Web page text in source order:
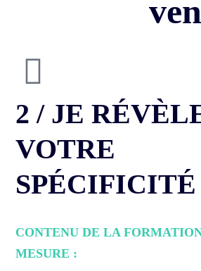
2 / JE
VOTRE
SPÉCIFICITÉ
CONTENU DE LA
MESURE :